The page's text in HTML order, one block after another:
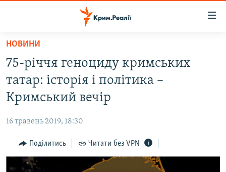
Перейти
основного
матеріалу
Перейти
до
основної
навігації
Перейти
до
пошуку
ВОДА.КРИМ
ВІДЕО ТА ФОТО
БЛОГИ
ПОГЛЯД
ІНТЕРВ'Ю
НОВИНИ
75-річчя геноциду кримських
татар: історія і політика –
Кримський вечір
16 травень 2019, 18:30
Поділитись Читати без VPN